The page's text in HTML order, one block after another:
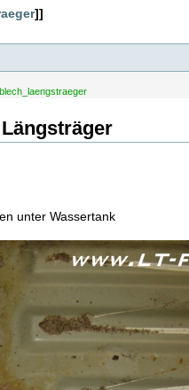
]]
unter Wassertank